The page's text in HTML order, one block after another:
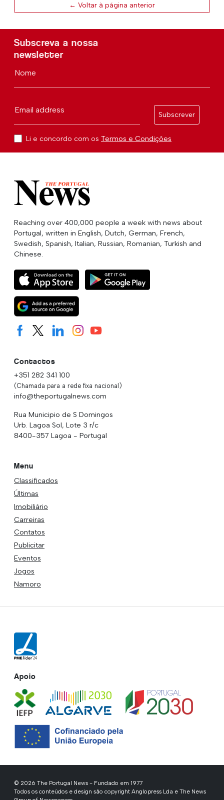
← Voltar à página anterior
Subscreva a nossa
newsletter
Nome
Email address
Subscrever
Li e concordo com os Termos e Condições
Reaching over 400,000 people a week with news about
Portugal, written in English, Dutch, German, French,
Swedish, Spanish, Italian, Russian, Romanian, Turkish and
Chinese.
Contactos
+351 282 341 100
(Chamada para a rede fixa nacional)
info@theportugalnews.com
Rua Municipio de S Domingos
Urb. Lagoa Sol, Lote 3 r/c
8400-357 Lagoa - Portugal
Menu
Classificados
Últimas
Imobiliário
Carreiras
Contatos
Publicitar
Eventos
Jogos
Namoro
Apoio
© 2026 The Portugal News - Fundado em 1977
Todos os conteúdos e design são copyright Anglopress Lda e The News